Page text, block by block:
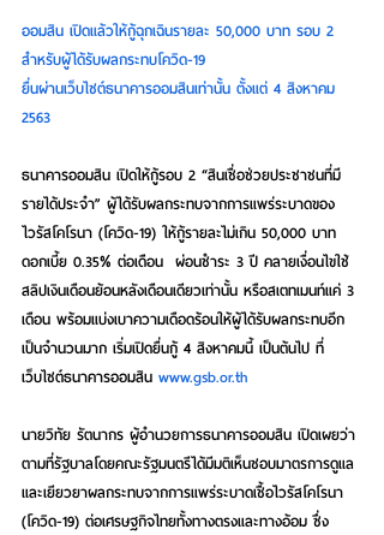
ออมสิน เปิดแล้วให้กู้ฉุกเฉินรายละ 50,000 บาท รอบ 2
สำหรับผู้ได้รับผลกระทบโควิด-19
ยื่นผ่านเว็บไซต์ธนาคารออมสินเท่านั้น ตั้งแต่ 4 สิงหาคม
2563
ธนาคารออมสิน เปิดให้กู้รอบ 2 “สินเชื่อช่วยประชาชนที่มี
รายได้ประจำ” ผู้ได้รับผลกระทบจากการแพร่ระบาดของ
ไวรัสโคโรนา (โควิด-19) ให้กู้รายละไม่เกิน 50,000 บาท
ดอกเบี้ย 0.35% ต่อเดือน ผ่อนชำระ 3 ปี คลายเงื่อนไขใช้
สลิปเงินเดือนย้อนหลังเดือนเดียวเท่านั้น หรือสเตทเมนท์แค่ 3
เดือน พร้อมแบ่งเบาความเดือดร้อนให้ผู้ได้รับผลกระทบอีก
เป็นจำนวนมาก เริ่มเปิดยื่นกู้ 4 สิงหาคมนี้ เป็นต้นไป ที่
เว็บไซต์ธนาคารออมสิน www.gsb.or.th
นายวิทัย รัตนากร ผู้อำนวยการธนาคารออมสิน เปิดเผยว่า
ตามที่รัฐบาลโดยคณะรัฐมนตรีได้มีมติเห็นชอบมาตรการดูแล
และเยียวยาผลกระทบจากการแพร่ระบาดเชื้อไวรัสโคโรนา
(โควิด-19) ต่อเศรษฐกิจไทยทั้งทางตรงและทางอ้อม ซึ่ง